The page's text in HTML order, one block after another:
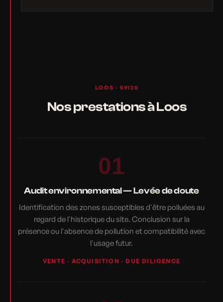
LOOS · 59120
Nos prestations à Loos
01
Audit environnemental — Levée de doute
Identification des zones susceptibles d'être polluées au
regard de l'historique du site. Conclusion sur la
présence ou l'absence de pollution et compatibilité avec
l'usage futur.
VENTE · ACQUISITION · DUE DILIGENCE